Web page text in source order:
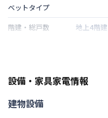
ベットタイプ
階建・総戸数
地上4階建
禁煙・喫煙
禁煙
設備・家具家電情報
建物設備